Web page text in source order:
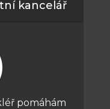
kancelář
pomáhám